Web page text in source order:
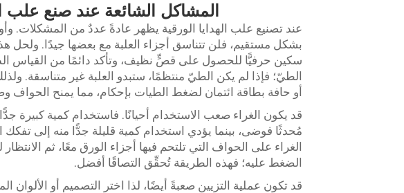
المشاكل الشائعة عند صنع علب
عند تصنيع علب الهدايا الورقية يظهر عادةً عددٌ من المشكلات.
بشكل مستقيم، فلن تتناسق أجزاء العلبة مع بعضها جيدًا.
سكين حرفيًّا للحصول على قصٍّ نظيف، وتأكد دائمًا من القياس
أو حافة بطاقة ائتمان لضغط الطيات بإحكام، مما يمنح الحواف
قد يكون الغراء صعب الاستخدام أحيانًا. فاستخدام كمية كبيرة
مُحدثًا فوضى، بينما يؤدي استخدام كمية قليلة جدًّا منه إلى
الغراء على الحواف التي تلتحم فيها أجزاء الورق معًا، ثم
الضغط عليه؛ فهذه الطريقة تُحقِّق التصاقًا أفضل.
قد تكون عملية التزيين صعبةً أيضًا، لذا اختر التصميم أو الألوان